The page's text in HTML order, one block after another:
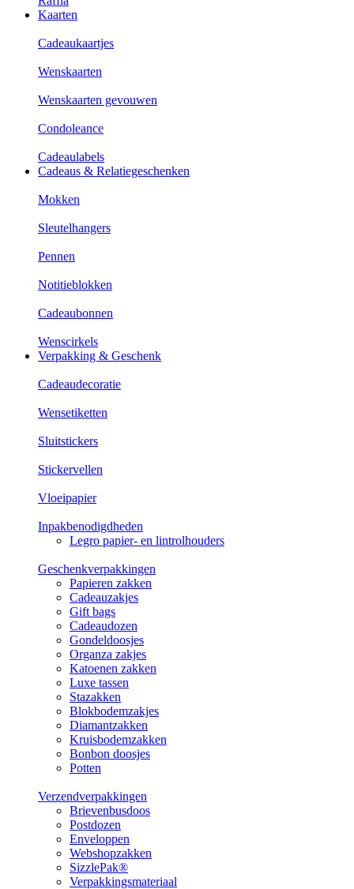
Kaarten
Cadeaukaartjes
Wenskaarten
Wenskaarten gevouwen
Condoleance
Cadeaulabels
Cadeaus & Relatiegeschenken
Mokken
Sleutelhangers
Pennen
Notitieblokken
Cadeaubonnen
Wenscirkels
Verpakking & Geschenk
Cadeaudecoratie
Wensetiketten
Sluitstickers
Stickervellen
Vloeipapier
Inpakbenodigdheden
Legro papier- en lintrolhouders
Geschenkverpakkingen
Papieren zakken
Cadeauzakjes
Gift bags
Cadeaudozen
Gondeldoosjes
Organza zakjes
Katoenen zakken
Luxe tassen
Stazakken
Blokbodemzakjes
Diamantzakken
Kruisbodemzakken
Bonbon doosjes
Potten
Verzendverpakkingen
Brievenbusdoos
Postdozen
Enveloppen
Webshopzakken
SizzlePak®
Verpakkingsmateriaal